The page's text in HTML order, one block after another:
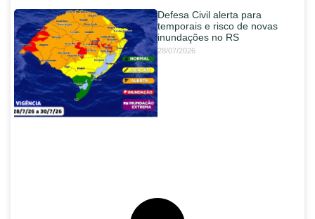
Defesa Civil alerta para
temporais e risco de novas
inundações no RS
28/07/2026